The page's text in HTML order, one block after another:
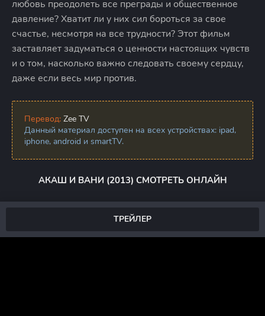
любовь преодолеть все преграды и общественное
давление? Хватит ли у них сил бороться за свое
счастье, несмотря на все трудности? Этот фильм
заставляет задуматься о ценности настоящих чувств
и о том, насколько важно следовать своему сердцу,
даже если весь мир против.
Перевод: Zee TV
Данный материал доступен на всех устройствах: ipad,
iphone, android и smartTV.
АКАШ И ВАНИ (2013) СМОТРЕТЬ ОНЛАЙН
ТРЕЙЛЕР